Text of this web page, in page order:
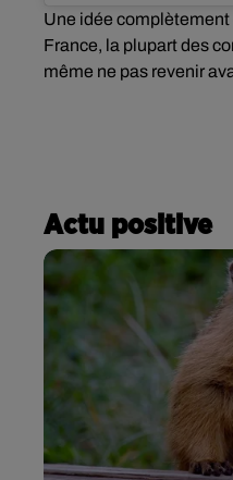
Une idée complètement
France, la plupart des
même ne pas revenir
Actu positive